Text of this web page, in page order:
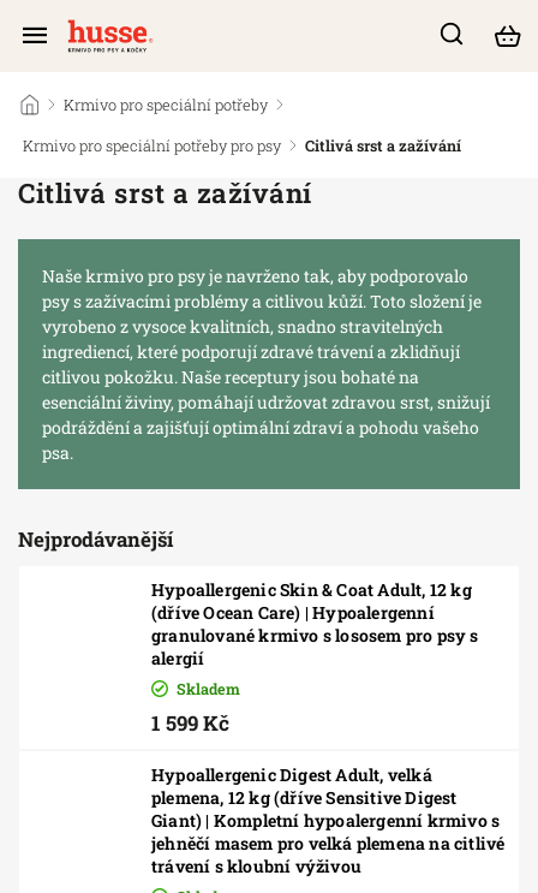
/ Krmivo pro speciální potřeby /
Krmivo pro speciální potřeby pro psy / Citlivá srst a zažívání
Citlivá srst a zažívání
Naše krmivo pro psy je navrženo tak, aby podporovalo
psy s zažívacími problémy a citlivou kůží. Toto složení je
vyrobeno z vysoce kvalitních, snadno stravitelných
ingrediencí, které podporují zdravé trávení a zklidňují
citlivou pokožku. Naše receptury jsou bohaté na
esenciální živiny, pomáhají udržovat zdravou srst, snižují
podráždění a zajišťují optimální zdraví a pohodu vašeho
psa.
Nejprodávanější
Hypoallergenic Skin & Coat Adult, 12 kg
(dříve Ocean Care) | Hypoalergenní
granulované krmivo s lososem pro psy s
alergií
Skladem
1 599 Kč
Hypoallergenic Digest Adult, velká
plemena, 12 kg (dříve Sensitive Digest
Giant) | Kompletní hypoalergenní krmivo s
jehněčí masem pro velká plemena na citlivé
trávení s kloubní výživou